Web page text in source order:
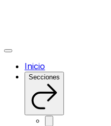
Inicio
Secciones